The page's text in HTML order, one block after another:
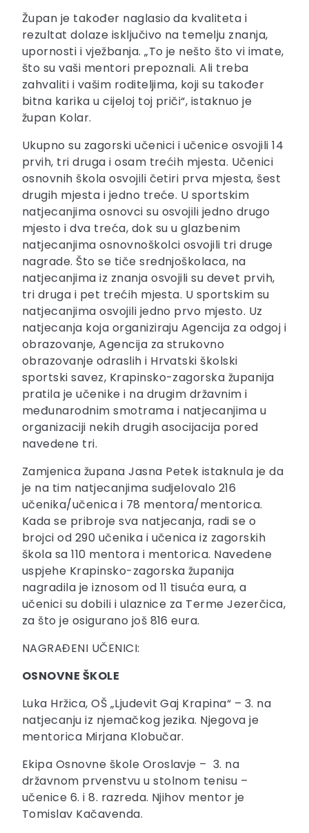
Župan je također naglasio da kvaliteta i
rezultat dolaze isključivo na temelju znanja,
upornosti i vježbanja. „To je nešto što vi imate,
što su vaši mentori prepoznali. Ali treba
zahvaliti i vašim roditeljima, koji su također
bitna karika u cijeloj toj priči“, istaknuo je
župan Kolar.
Ukupno su zagorski učenici i učenice osvojili 14
prvih, tri druga i osam trećih mjesta. Učenici
osnovnih škola osvojili četiri prva mjesta, šest
drugih mjesta i jedno treće. U sportskim
natjecanjima osnovci su osvojili jedno drugo
mjesto i dva treća, dok su u glazbenim
natjecanjima osnovnoškolci osvojili tri druge
nagrade. Što se tiče srednjoškolaca, na
natjecanjima iz znanja osvojili su devet prvih,
tri druga i pet trećih mjesta. U sportskim su
natjecanjima osvojili jedno prvo mjesto. Uz
natjecanja koja organiziraju Agencija za odgoj i
obrazovanje, Agencija za strukovno
obrazovanje odraslih i Hrvatski školski
sportski savez, Krapinsko-zagorska županija
pratila je učenike i na drugim državnim i
međunarodnim smotrama i natjecanjima u
organizaciji nekih drugih asocijacija pored
navedene tri.
Zamjenica župana Jasna Petek istaknula je da
je na tim natjecanjima sudjelovalo 216
učenika/učenica i 78 mentora/mentorica.
Kada se pribroje sva natjecanja, radi se o
brojci od 290 učenika i učenica iz zagorskih
škola sa 110 mentora i mentorica. Navedene
uspjehe Krapinsko-zagorska županija
nagradila je iznosom od 11 tisuća eura, a
učenici su dobili i ulaznice za Terme Jezerčica,
za što je osigurano još 816 eura.
NAGRAĐENI UČENICI:
OSNOVNE ŠKOLE
Luka Hržica, OŠ „Ljudevit Gaj Krapina“ – 3. na
natjecanju iz njemačkog jezika. Njegova je
mentorica Mirjana Klobučar.
Ekipa Osnovne škole Oroslavje – 3. na
državnom prvenstvu u stolnom tenisu –
učenice 6. i 8. razreda. Njihov mentor je
Tomislav Kačavenda.